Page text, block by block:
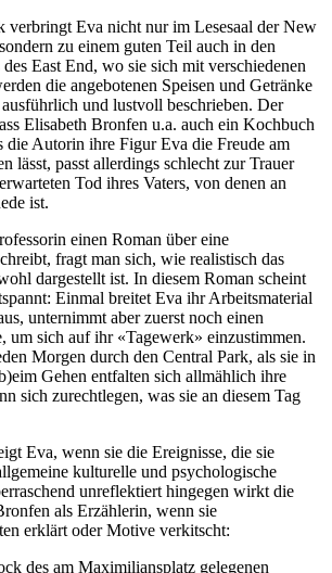
verbringt Eva nicht nur im Lesesaal der New
zu einem guten Teil auch in den
East End, wo sie sich mit verschiedenen
die angebotenen Speisen und Getränke
und lustvoll beschrieben. Der
Elisabeth Bronfen u.a. auch ein Kochbuch
die Autorin ihre Figur Eva die Freude am
lässt, passt allerdings schlecht zur Trauer
Tod ihres Vaters, von denen an
ist.
einen Roman über eine
fragt man sich, wie realistisch das
dargestellt ist. In diesem Roman scheint
Einmal breitet Eva ihr Arbeitsmaterial
unternimmt aber zuerst noch einen
um sich auf ihr «Tagewerk» einzustimmen.
Morgen durch den Central Park, als sie in
Gehen entfalten sich allmählich ihre
sich zurechtlegen, was sie an diesem Tag
Eva, wenn sie die Ereignisse, die sie
kulturelle und psychologische
unreflektiert hingegen wirkt die
als Erzählerin, wenn sie
erklärt oder Motive verkitscht:
des am Maximiliansplatz gelegenen